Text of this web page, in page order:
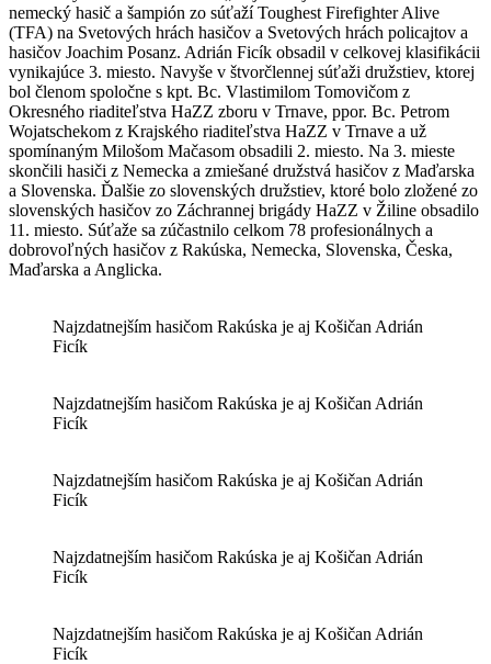
nemecký hasič a šampión zo súťaží Toughest Firefighter Alive
(TFA) na Svetových hrách hasičov a Svetových hrách policajtov a
hasičov Joachim Posanz. Adrián Ficík obsadil v celkovej klasifikácii
vynikajúce 3. miesto. Navyše v štvorčlennej súťaži družstiev, ktorej
bol členom spoločne s kpt. Bc. Vlastimilom Tomovičom z
Okresného riaditeľstva HaZZ zboru v Trnave, ppor. Bc. Petrom
Wojatschekom z Krajského riaditeľstva HaZZ v Trnave a už
spomínaným Milošom Mačasom obsadili 2. miesto. Na 3. mieste
skončili hasiči z Nemecka a zmiešané družstvá hasičov z Maďarska
a Slovenska. Ďalšie zo slovenských družstiev, ktoré bolo zložené zo
slovenských hasičov zo Záchrannej brigády HaZZ v Žiline obsadilo
11. miesto. Súťaže sa zúčastnilo celkom 78 profesionálnych a
dobrovoľných hasičov z Rakúska, Nemecka, Slovenska, Česka,
Maďarska a Anglicka.
Najzdatnejším hasičom Rakúska je aj Košičan Adrián
Ficík
Najzdatnejším hasičom Rakúska je aj Košičan Adrián
Ficík
Najzdatnejším hasičom Rakúska je aj Košičan Adrián
Ficík
Najzdatnejším hasičom Rakúska je aj Košičan Adrián
Ficík
Najzdatnejším hasičom Rakúska je aj Košičan Adrián
Ficík